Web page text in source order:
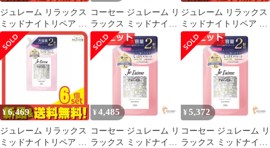
ジュレーム リラックス
ミッドナイトリペア シ
ャンプー SR ストレー
ト&リッチ 詰め替え用
340mL 10個セット まと
コーセー ジュレーム リ
ラックス ミッドナイト
リペア シャンプー 詰替
え ストレート＆リッチ
680ml 3個セット まと
ジュレーム リラックス
ミッドナイトリペア ト
リートメント SR スト
レート&リッチ 詰め替
え用 大容量 680mL 5個
セット まとめ売り
¥6,469
ジュレーム リラックス
ミッドナイトリペア ト
¥ 4,485
コーセー ジュレーム リ
ラックス ミッドナイト
¥ 5,372
コーセー ジュレーム リ
ラックス ミッドナイト